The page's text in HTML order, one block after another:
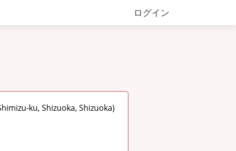
ログイン
ku, Shizuoka, Shizuoka)